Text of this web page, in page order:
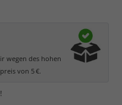
wegen des hohen
von 5 €.
!